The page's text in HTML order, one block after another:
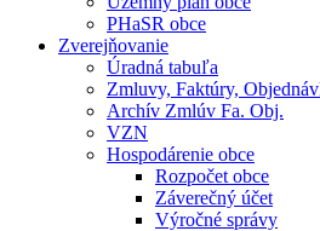
PHaSR obce
Zverejňovanie
Úradná tabuľa
Zmluvy, Faktúry,
Archív Zmlúv Fa. Obj.
VZN
Hospodárenie obce
Rozpočet obce
Záverečný účet
Výročné správy